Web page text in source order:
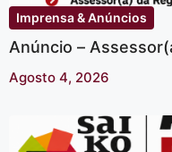
Imprensa & Anúncios
Anúncio –
Agosto 4, 2026